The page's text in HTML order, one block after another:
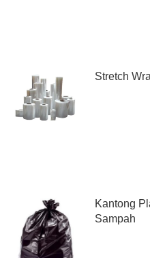
Stretch
Kantong
Sampah